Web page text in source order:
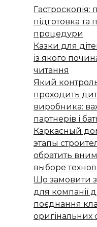
Гастроскопія:
підготовка та
процедури
Казки для
із якого
читання
Який контроль
проходить
виробника:
партнерів і
Каркасный
этапы
обратить
выборе
Що замовити з
для компанії
поєднання
оригінальних